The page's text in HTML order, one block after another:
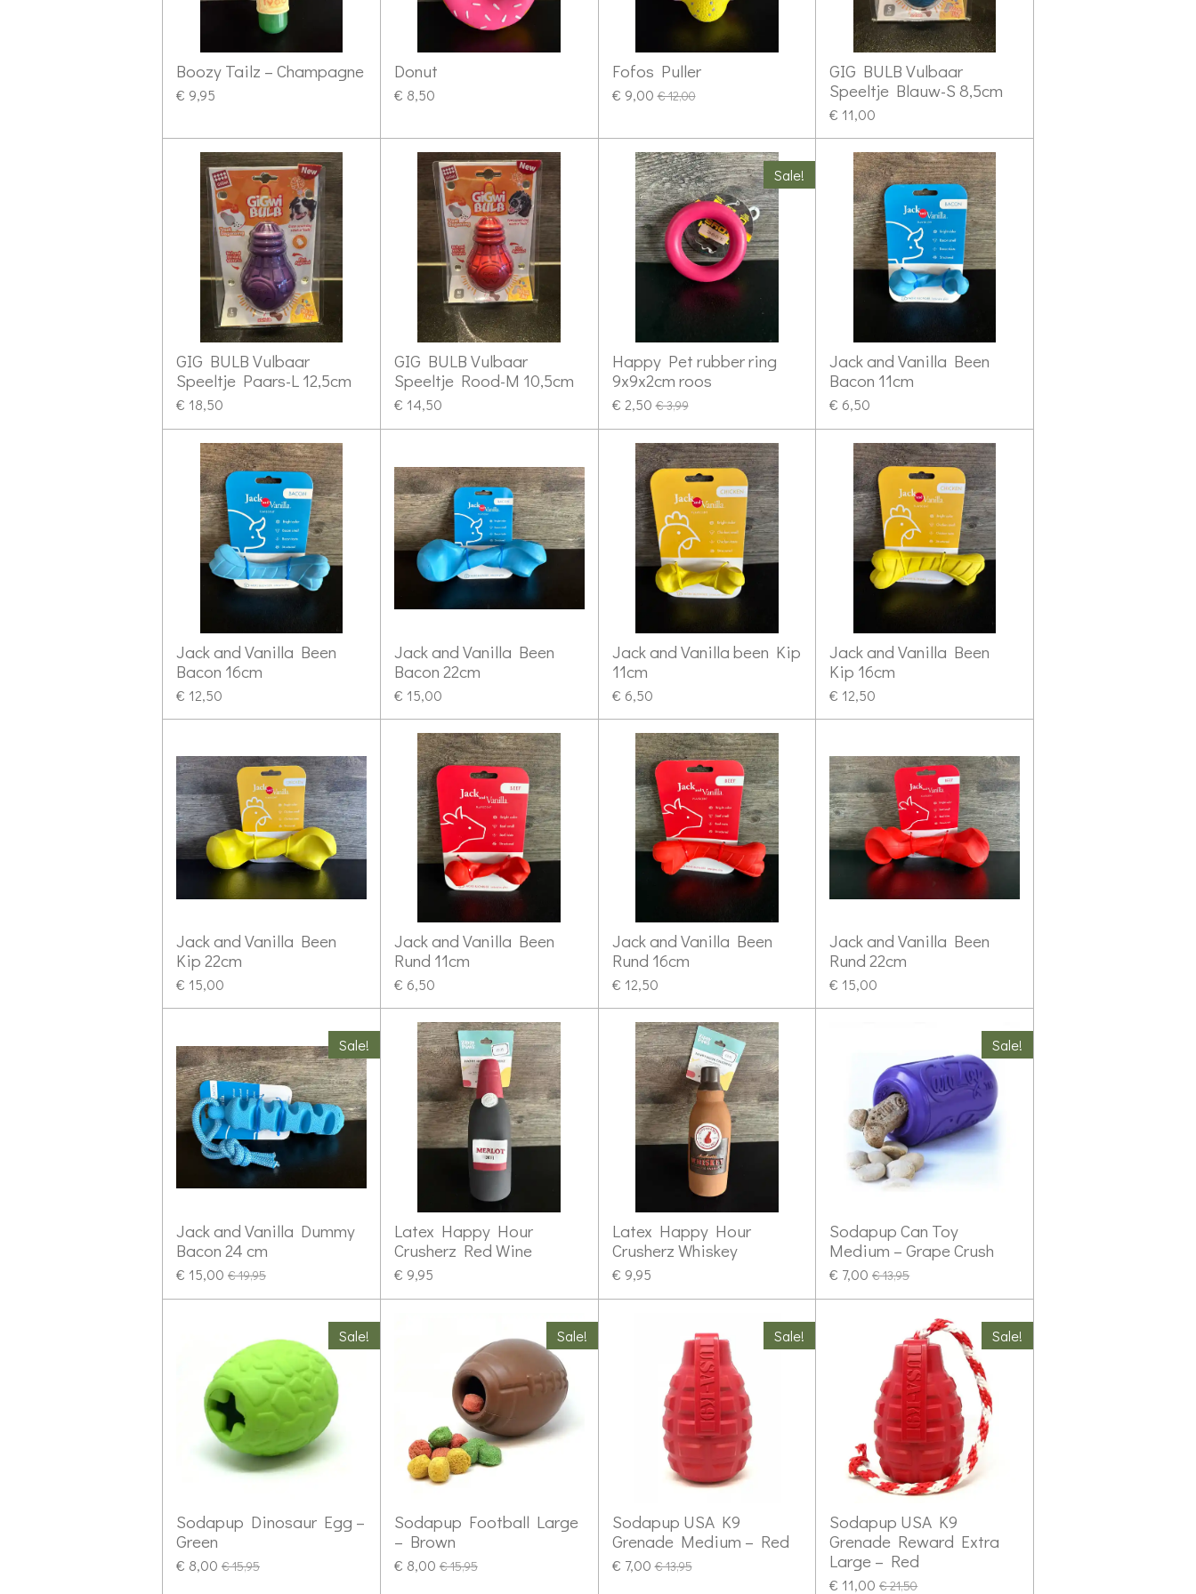
Boozy Tailz – Champagne
€ 9,95
Donut
€ 8,50
Fofos Puller
€ 9,00 € 12,00
GIG BULB Vulbaar
Speeltje Blauw-S 8,5cm
€ 11,00
GIG BULB Vulbaar
Speeltje Paars-L 12,5cm
€ 18,50
GIG BULB Vulbaar
Speeltje Rood-M 10,5cm
€ 14,50
Sale!
Happy Pet rubber ring
9x9x2cm roos
€ 2,50 € 3,99
Jack and Vanilla Been
Bacon 11cm
€ 6,50
Jack and Vanilla Been
Bacon 16cm
€ 12,50
Jack and Vanilla Been
Bacon 22cm
€ 15,00
Jack and Vanilla been Kip
11cm
€ 6,50
Jack and Vanilla Been
Kip 16cm
€ 12,50
Jack and Vanilla Been
Kip 22cm
€ 15,00
Jack and Vanilla Been
Rund 11cm
€ 6,50
Jack and Vanilla Been
Rund 16cm
€ 12,50
Jack and Vanilla Been
Rund 22cm
€ 15,00
Sale!
Jack and Vanilla Dummy
Bacon 24 cm
€ 15,00 € 19,95
Latex Happy Hour
Crusherz Red Wine
€ 9,95
Latex Happy Hour
Crusherz Whiskey
€ 9,95
Sale!
Sodapup Can Toy
Medium – Grape Crush
€ 7,00 € 13,95
Sale!
Sodapup Dinosaur Egg –
Green
€ 8,00 € 15,95
Sale!
Sodapup Football Large
– Brown
€ 8,00 € 15,95
Sale!
Sodapup USA K9
Grenade Medium – Red
€ 7,00 € 13,95
Sale!
Sodapup USA K9
Grenade Reward Extra
Large – Red
€ 11,00 € 21,50